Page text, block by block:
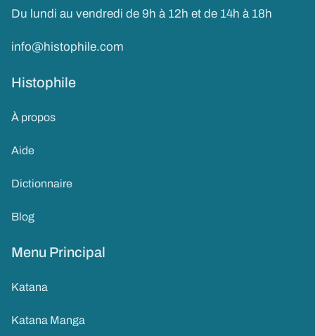
Du lundi au vendredi de 9h à 12h et de 14h à 18h
info@histophile.com
Histophile
À propos
Aide
Dictionnaire
Blog
Menu Principal
Katana
Katana Manga